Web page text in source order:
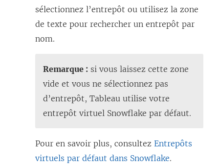
sélectionnez l’entrepôt ou utilisez la zone
de texte pour rechercher un entrepôt par
nom.
Remarque : si vous laissez cette zone
vide et vous ne sélectionnez pas
d’entrepôt, Tableau utilise votre
entrepôt virtuel Snowflake par défaut.
Pour en savoir plus, consultez Entrepôts
virtuels par défaut dans Snowflake.